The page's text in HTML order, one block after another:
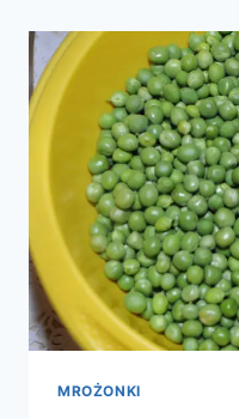
MROŻONKI